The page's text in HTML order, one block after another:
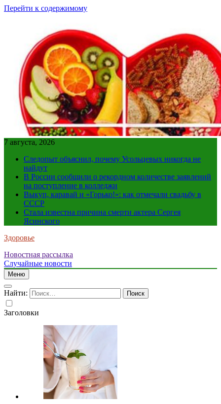
Перейти к содержимому
7 августа, 2026
Следопыт объяснил, почему Усольцевых никогда не
найдут
В России сообщили о рекордном количестве заявлений
на поступление в колледжи
Выкуп, каравай и «Горько!»: как отмечали свадьбу в
СССР
Стала известна причина смерти актера Сергея
Ясинского
Здоровье
Новостная рассылка
Случайные новости
Меню
Найти:
Заголовки